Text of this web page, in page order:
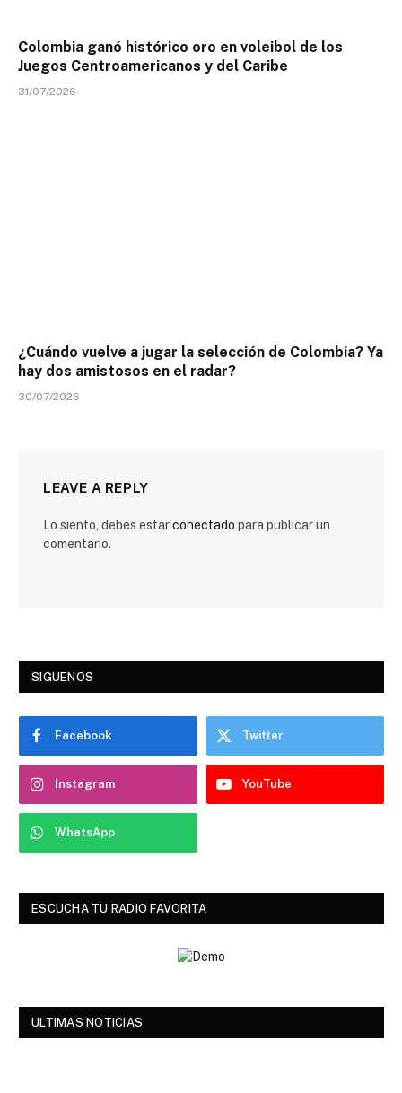
Colombia ganó histórico oro en voleibol de los
Juegos Centroamericanos y del Caribe
31/07/2026
¿Cuándo vuelve a jugar la selección de Colombia? Ya
hay dos amistosos en el radar?
30/07/2026
LEAVE A REPLY
Lo siento, debes estarconectado para publicar un
comentario.
SIGUENOS
Facebook Twitter
Instagram YouTube
WhatsApp
ESCUCHA TU RADIO FAVORITA
ULTIMAS NOTICIAS